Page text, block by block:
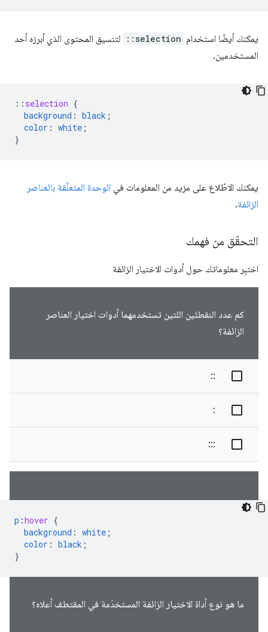
يمكنك أيضًا استخدام ::selection
لتنسيق المحتوى الذي أبرزه أحد
المستخدمين.
:: selection {
background : black ;
color : white ;
}
يمكنك الاطّلاع على مزيد من المعلومات في الوحدة المتعلّقة بالعناصر
الزائفة.
التحقّق من فهمك
اختبِر معلوماتك حول أدوات الاختيار الزائفة
كم عدد النقطتَين اللتين تستخدمهما أدوات اختيار العناصر
الزائفة؟
::
:
:::
p :hover {
background : white ;
color : black ;
}
ما هو نوع أداة الاختيار الزائفة المستخدَمة في المقتطف أعلاه؟